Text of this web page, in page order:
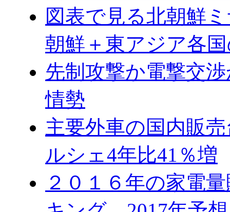
図表で見る北朝鮮
朝鮮＋東アジア各
先制攻撃か電撃交
情勢
主要外車の国内販
ルシェ4年比41％増
２０１６年の家電